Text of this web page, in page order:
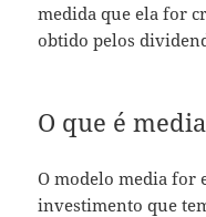
medida que ela for
obtido pelos
O que é
O modelo media for
investimento que